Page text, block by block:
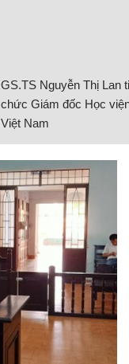
GS.TS Nguyễn Thị Lan
chức Giám đốc Học
Việt Nam